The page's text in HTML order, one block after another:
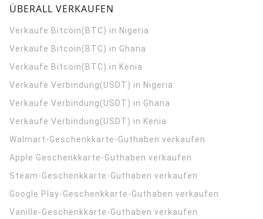
ÜBERALL VERKAUFEN
Verkaufe Bitcoin(BTC) in Nigeria
Verkaufe Bitcoin(BTC) in Ghana
Verkaufe Bitcoin(BTC) in Kenia
Verkaufe Verbindung(USDT) in Nigeria
Verkaufe Verbindung(USDT) in Ghana
Verkaufe Verbindung(USDT) in Kenia
Walmart-Geschenkkarte-Guthaben verkaufen
Apple Geschenkkarte-Guthaben verkaufen
Steam-Geschenkkarte-Guthaben verkaufen
Google Play-Geschenkkarte-Guthaben verkaufen
Vanille-Geschenkkarte-Guthaben verkaufen